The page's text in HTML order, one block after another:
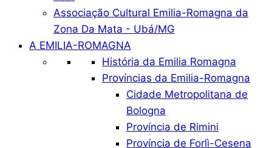
Associação Cultural Emilia-Romagna da
Zona Da Mata - Ubá/MG
A EMILIA-ROMAGNA
História da Emilia Romagna
Províncias da Emilia-Romagna
Cidade Metropolitana de
Bologna
Província de Rimini
Província de Forlì-Cesena